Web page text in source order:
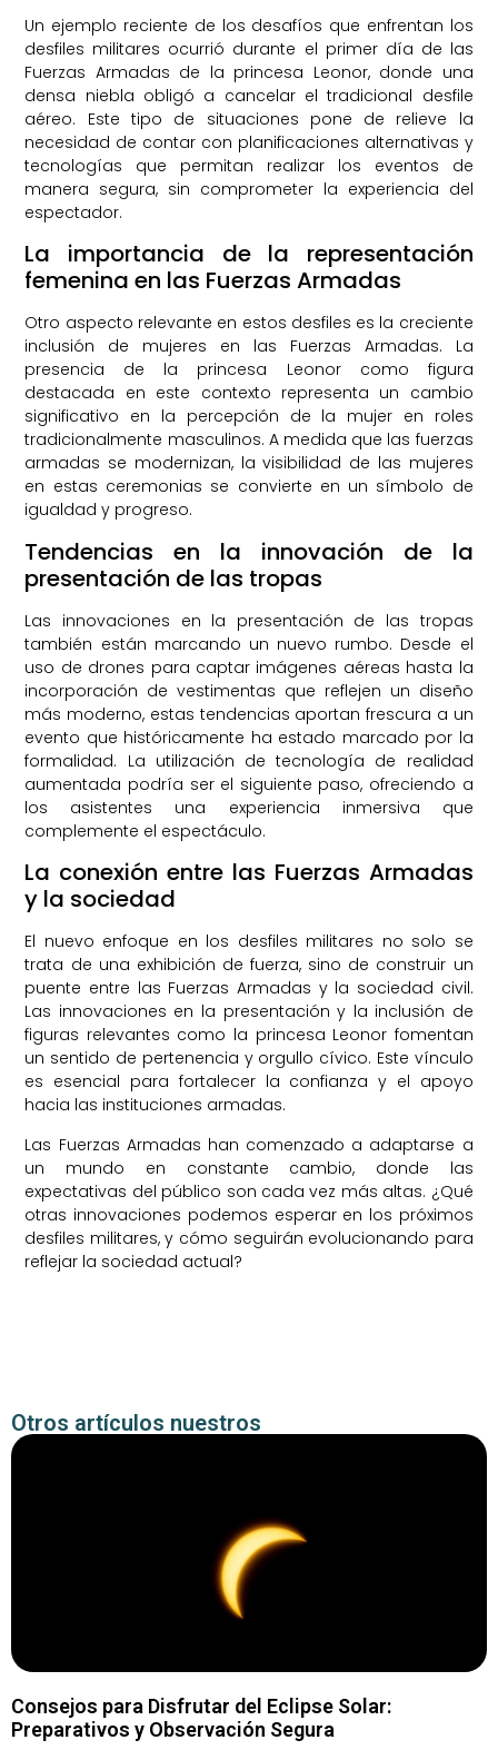
Un ejemplo reciente de los desafíos que enfrentan los
desfiles militares ocurrió durante el primer día de las
Fuerzas Armadas de la princesa Leonor, donde una
densa niebla obligó a cancelar el tradicional desfile
aéreo. Este tipo de situaciones pone de relieve la
necesidad de contar con planificaciones alternativas y
tecnologías que permitan realizar los eventos de
manera segura, sin comprometer la experiencia del
espectador.
La importancia de la representación
femenina en las Fuerzas Armadas
Otro aspecto relevante en estos desfiles es la creciente
inclusión de mujeres en las Fuerzas Armadas. La
presencia de la princesa Leonor como figura
destacada en este contexto representa un cambio
significativo en la percepción de la mujer en roles
tradicionalmente masculinos. A medida que las fuerzas
armadas se modernizan, la visibilidad de las mujeres
en estas ceremonias se convierte en un símbolo de
igualdad y progreso.
Tendencias en la innovación de la
presentación de las tropas
Las innovaciones en la presentación de las tropas
también están marcando un nuevo rumbo. Desde el
uso de drones para captar imágenes aéreas hasta la
incorporación de vestimentas que reflejen un diseño
más moderno, estas tendencias aportan frescura a un
evento que históricamente ha estado marcado por la
formalidad. La utilización de tecnología de realidad
aumentada podría ser el siguiente paso, ofreciendo a
los asistentes una experiencia inmersiva que
complemente el espectáculo.
La conexión entre las Fuerzas Armadas
y la sociedad
El nuevo enfoque en los desfiles militares no solo se
trata de una exhibición de fuerza, sino de construir un
puente entre las Fuerzas Armadas y la sociedad civil.
Las innovaciones en la presentación y la inclusión de
figuras relevantes como la princesa Leonor fomentan
un sentido de pertenencia y orgullo cívico. Este vínculo
es esencial para fortalecer la confianza y el apoyo
hacia las instituciones armadas.
Las Fuerzas Armadas han comenzado a adaptarse a
un mundo en constante cambio, donde las
expectativas del público son cada vez más altas. ¿Qué
otras innovaciones podemos esperar en los próximos
desfiles militares, y cómo seguirán evolucionando para
reflejar la sociedad actual?
Otros artículos nuestros
Consejos para Disfrutar del Eclipse Solar:
Preparativos y Observación Segura